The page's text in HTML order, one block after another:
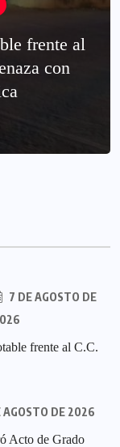
frente al
con
7 DE AGOSTO DE
frente al C.C.
AGOSTO DE 2026
Acto de Grado